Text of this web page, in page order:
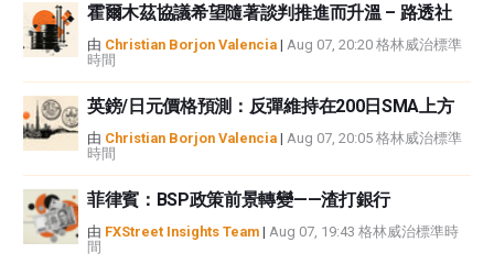
霍爾木茲協議希望隨著談判推進而升溫 – 路透社
由 Christian Borjon Valencia | Aug 07, 20:20 格林威治標準
時間
英鎊/日元價格預測：反彈維持在200日SMA上方
由 Christian Borjon Valencia | Aug 07, 20:05 格林威治標準
時間
菲律賓：BSP政策前景轉變——渣打銀行
由 FXStreet Insights Team | Aug 07, 19:43 格林威治標準時
間